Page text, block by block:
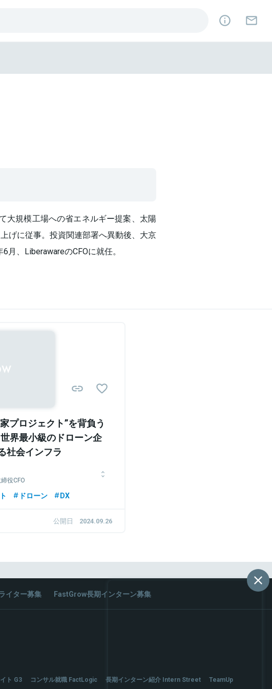
大規模工場への省エネルギー提案、太陽
げに従事。投資関連部署へ異動後、大京
月、LiberawareのCFOに就任。
プロジェクト”を背負う
界最小級のドローン企
社会インフラ
役CFO
にて大規模工場への省エネルギー
ドローン DX
公開日 2024.09.26
イター募集 FastGrow長期インターン募集
ト G3 コンサル就職 FactLogic 長期インターン紹介 Intern Street
TeamUp